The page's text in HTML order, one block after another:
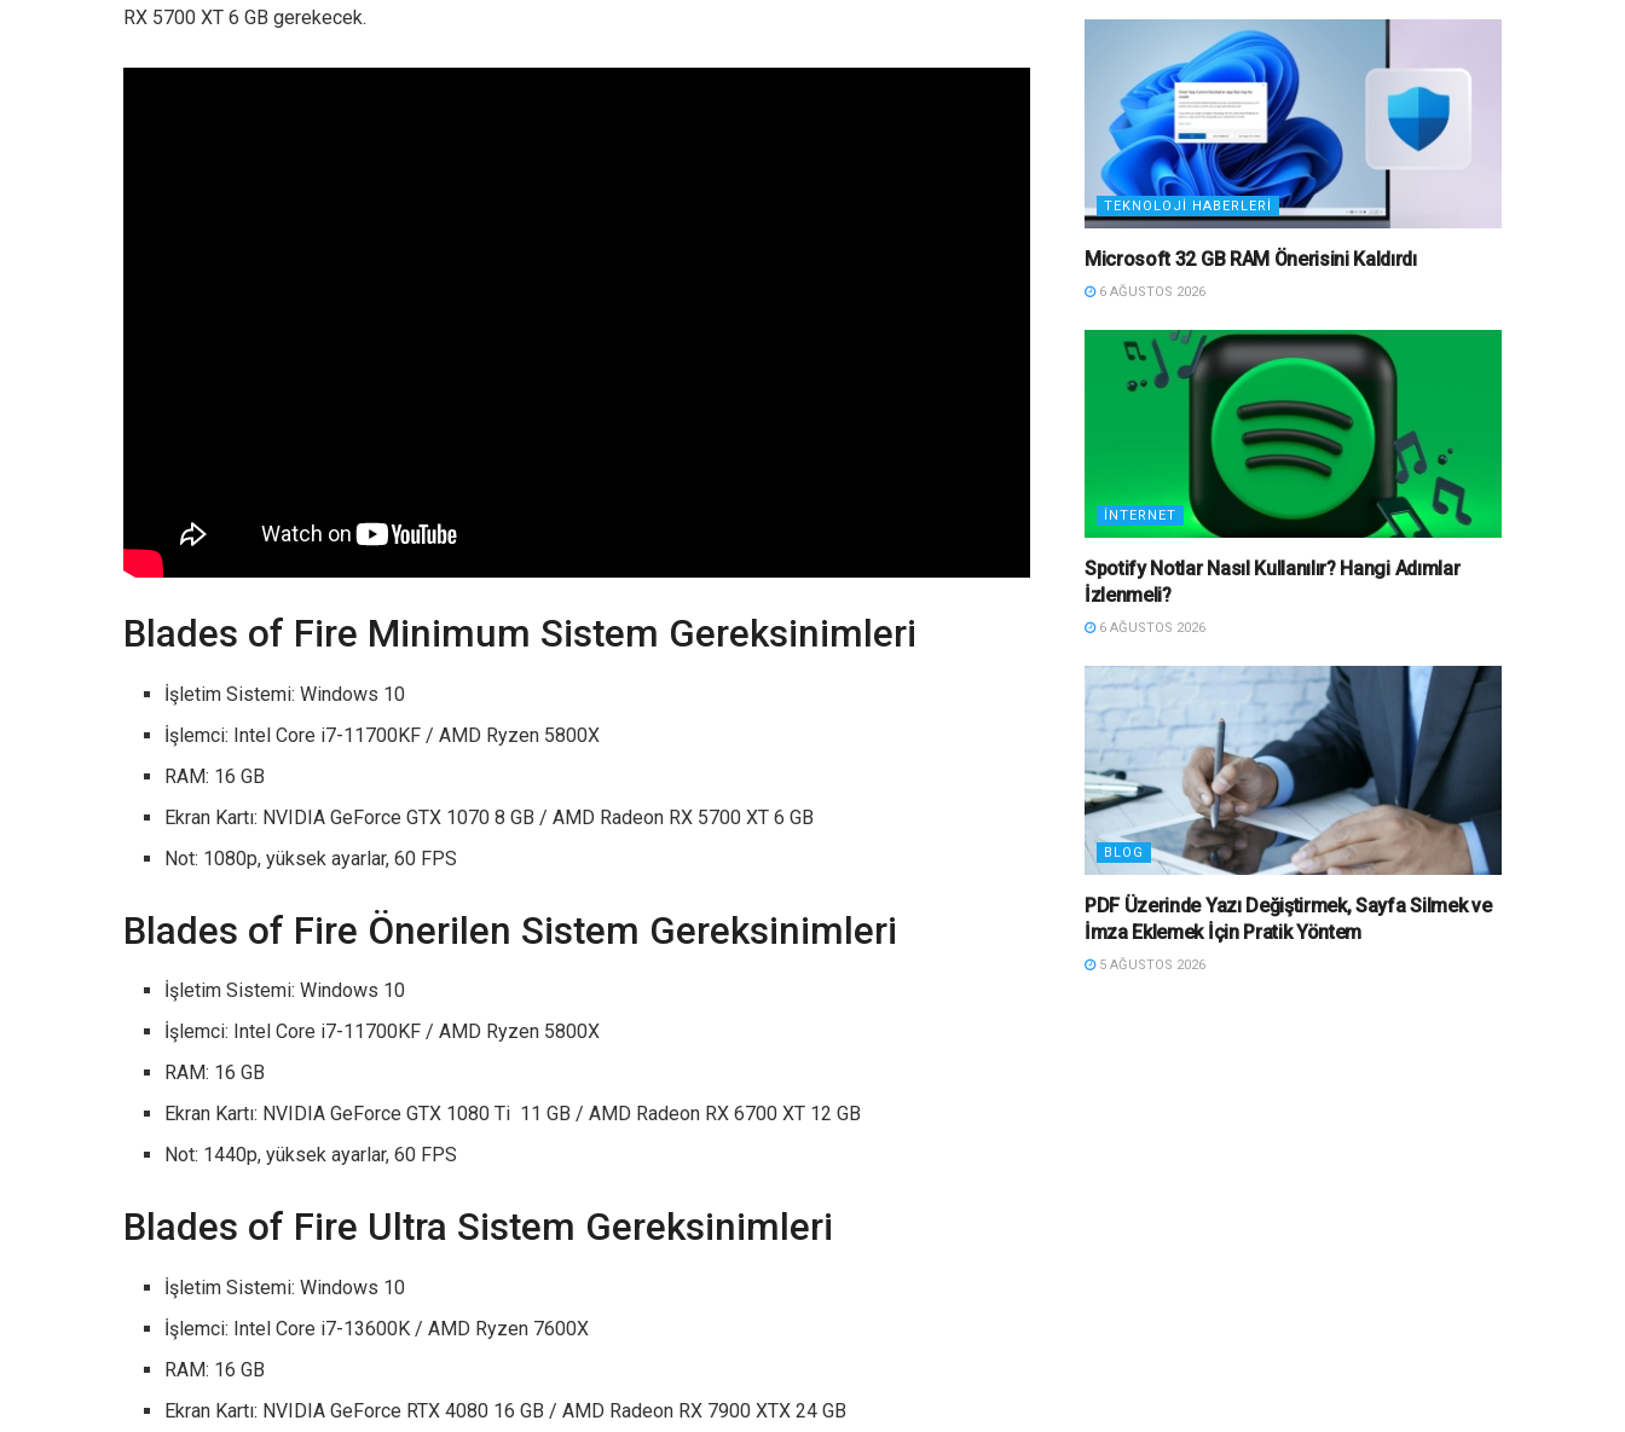
RX 5700 XT 6 GB gerekecek.
Blades of Fire Minimum Sistem Gereksinimleri
İşletim Sistemi: Windows 10
İşlemci: Intel Core i7-11700KF / AMD Ryzen 5800X
RAM: 16 GB
Ekran Kartı: NVIDIA GeForce GTX 1070 8 GB / AMD Radeon RX 5700 XT 6 GB
Not: 1080p, yüksek ayarlar, 60 FPS
Blades of Fire Önerilen Sistem Gereksinimleri
İşletim Sistemi: Windows 10
İşlemci: Intel Core i7-11700KF / AMD Ryzen 5800X
RAM: 16 GB
Ekran Kartı: NVIDIA GeForce GTX 1080 Ti 11 GB / AMD Radeon RX 6700 XT 12 GB
Not: 1440p, yüksek ayarlar, 60 FPS
Blades of Fire Ultra Sistem Gereksinimleri
İşletim Sistemi: Windows 10
İşlemci: Intel Core i7-13600K / AMD Ryzen 7600X
RAM: 16 GB
Ekran Kartı: NVIDIA GeForce RTX 4080 16 GB / AMD Radeon RX 7900 XTX 24 GB
TEKNOLOJI HABERLERI
Microsoft 32 GB RAM Önerisini Kaldırdı
6 AĞUSTOS 2026
İNTERNET
Spotify Notlar Nasıl Kullanılır? Hangi Adımlar
İzlenmeli?
6 AĞUSTOS 2026
BLOG
PDF Üzerinde Yazı Değiştirmek, Sayfa Silmek ve
İmza Eklemek İçin Pratik Yöntem
5 AĞUSTOS 2026